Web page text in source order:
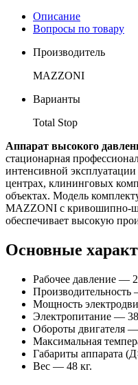
Описание
Вопросы по товару
Производитель
MAZZONI
Варианты
Total Stop
Аппарат высокого
стационарная
интенсивной
центрах, клининговых
объектах. Модель
MAZZONI с кривошипно-
обеспечивает высокую
Основные
Рабочее давление —
Мощность
Электропитание —
Обороты двигателя
Максимальная
Габариты аппарата
Вес — 48 кг.